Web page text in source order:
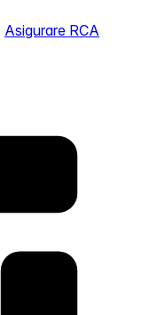
Asigurare RCA